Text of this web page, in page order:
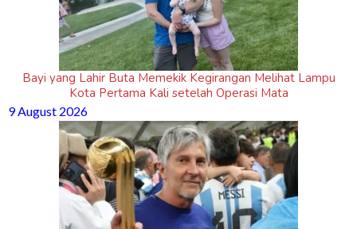
Bayi yang Lahir Buta Memekik Kegirangan Melihat Lampu
Kota Pertama Kali setelah Operasi Mata
9 August 2026